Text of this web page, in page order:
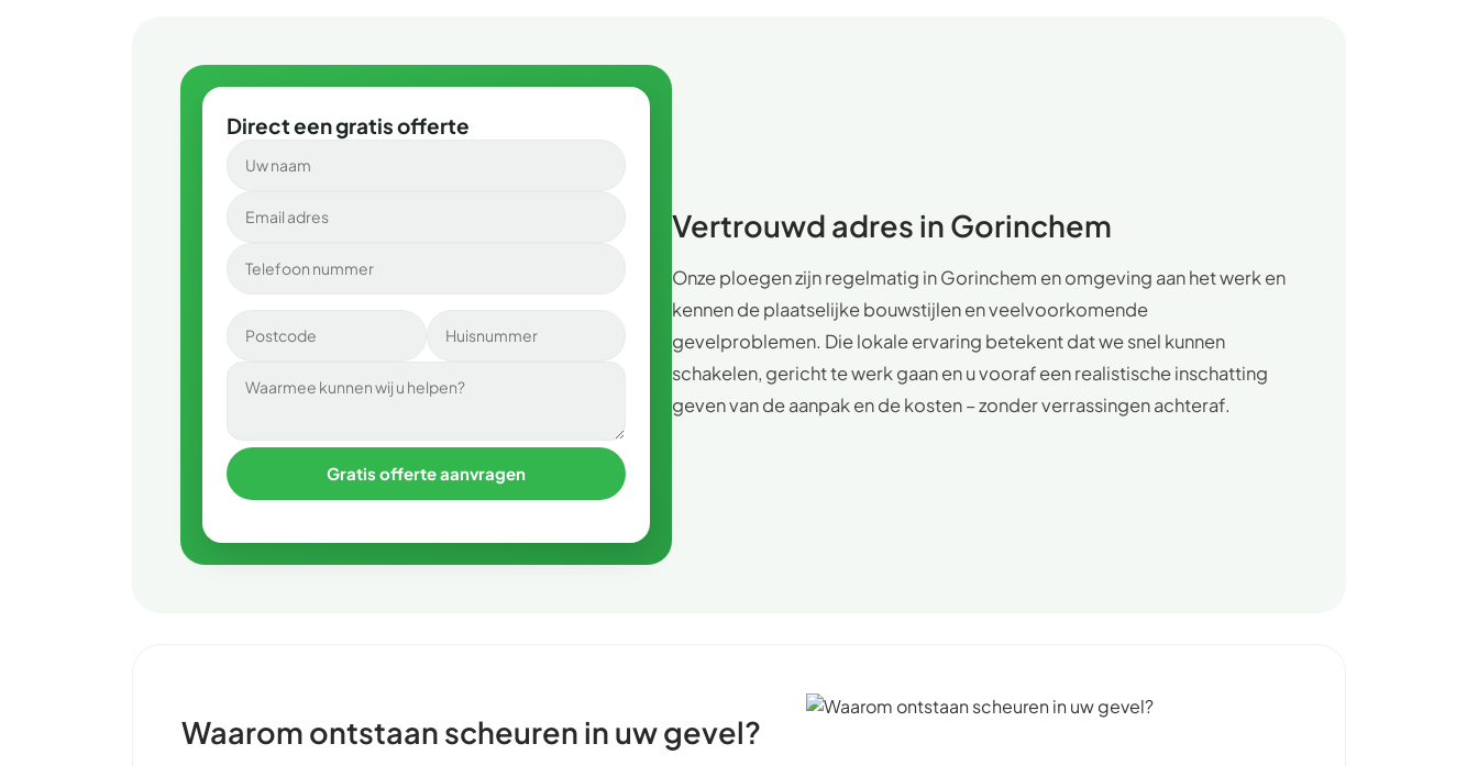
Direct een gratis offerte
Gratis offerte aanvragen
Vertrouwd adres in Gorinchem
Onze ploegen zijn regelmatig in Gorinchem en omgeving aan het werk en
kennen de plaatselijke bouwstijlen en veelvoorkomende
gevelproblemen. Die lokale ervaring betekent dat we snel kunnen
schakelen, gericht te werk gaan en u vooraf een realistische inschatting
geven van de aanpak en de kosten – zonder verrassingen achteraf.
Waarom ontstaan scheuren in uw gevel?